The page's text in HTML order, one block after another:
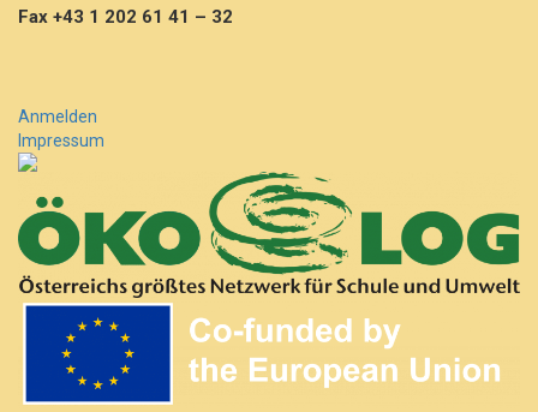
Fax +43 1 202 61 41 – 32
Anmelden
Impressum